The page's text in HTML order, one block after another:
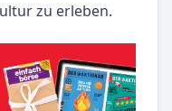
zu erleben.